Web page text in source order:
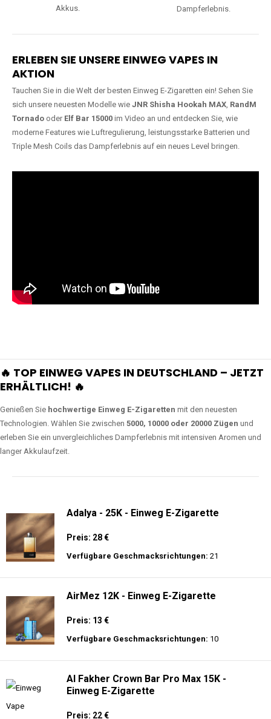
Akkus.
Dampferlebnis.
ERLEBEN SIE UNSERE EINWEG VAPES IN
AKTION
Tauchen Sie in die Welt der besten Einweg E-Zigaretten ein! Sehen Sie
sich unsere neuesten Modelle wie JNR Shisha Hookah MAX, RandM
Tornado oder Elf Bar 15000 im Video an und entdecken Sie, wie
moderne Features wie Luftregulierung, leistungsstarke Batterien und
Triple Mesh Coils das Dampferlebnis auf ein neues Level bringen.
🔥 TOP EINWEG VAPES IN DEUTSCHLAND – JETZT
ERHÄLTLICH! 🔥
Genießen Sie hochwertige Einweg E-Zigaretten mit den neuesten
Technologien. Wählen Sie zwischen 5000, 10000 oder 20000 Zügen und
erleben Sie ein unvergleichliches Dampferlebnis mit intensiven Aromen und
langer Akkulaufzeit.
Adalya - 25K - Einweg E-Zigarette
Preis: 28 €
Verfügbare Geschmacksrichtungen: 21
AirMez 12K - Einweg E-Zigarette
Preis: 13 €
Verfügbare Geschmacksrichtungen: 10
Al Fakher Crown Bar Pro Max 15K -
Einweg E-Zigarette
Preis: 22 €